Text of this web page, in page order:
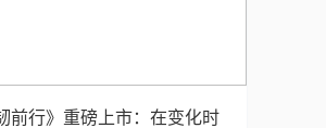
前行》重磅上市：在变化时